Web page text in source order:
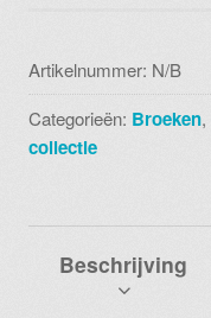
broek
d
03
x37021
Artikelnummer: N/B
Categorieën: Broeken,
collectie
Beschrijving